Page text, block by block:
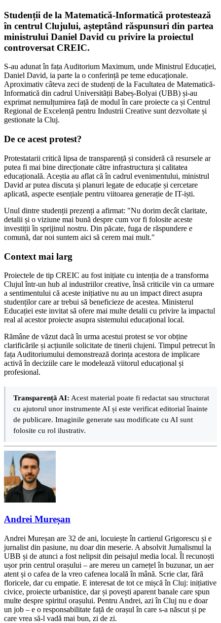
Studenții de la Matematică-Informatică protestează
în centrul Clujului, așteptând răspunsuri din partea
ministrului Daniel David cu privire la proiectul
controversat CREIC.
S-au adunat în fața Auditorium Maximum, unde Ministrul Educației,
Daniel David, ia parte la o conferință pe teme educaționale.
Aproximativ câteva zeci de studenți de la Facultatea de Matematică-
Informatică din cadrul Universității Babeș-Bolyai (UBB) și-au
exprimat nemulțumirea față de modul în care proiecte ca și Centrul
Regional de Excelență pentru Industrii Creative sunt dezvoltate și
gestionate la Cluj.
De ce acest protest?
Protestatarii critică lipsa de transparență și consideră că resursele ar
putea fi mai bine direcționate către infrastructura și calitatea
educațională. Aceștia au aflat că în cadrul evenimentului, ministrul
David ar putea discuta și planuri legate de educație și cercetare
aplicată, aspecte esențiale pentru viitoarea generație de IT-iști.
Unul dintre studenții prezenți a afirmat: "Nu dorim decât claritate,
detalii și o viziune mai bună despre cum vor fi folosite aceste
investiții în sprijinul nostru. Din păcate, fuga de răspundere e
comună, dar noi suntem aici să cerem mai mult."
Context mai larg
Proiectele de tip CREIC au fost inițiate cu intenția de a transforma
Clujul într-un hub al industriilor creative, însă criticile vin ca urmare
a sentimentului că aceste inițiative nu au un impact direct asupra
studenților care ar trebui să beneficieze de acestea. Ministerul
Educației este invitat să ofere mai multe detalii cu privire la impactul
real al acestor proiecte asupra sistemului educațional local.
Rămâne de văzut dacă în urma acestui protest se vor obține
clarificările și acțiunile solicitate de tinerii clujeni. Timpul petrecut în
fața Auditoriumului demonstrează dorința acestora de implicare
activă în deciziile care le modelează viitorul educațional și
profesional.
Transparență AI: Acest material poate fi redactat sau structurat
cu ajutorul unor instrumente AI și este verificat editorial înainte
de publicare. Imaginile generate sau modificate cu AI sunt
folosite cu rol ilustrativ.
Andrei Mureșan
Andrei Mureșan are 32 de ani, locuiește în cartierul Grigorescu și e
jurnalist din pasiune, nu doar din meserie. A absolvit Jurnalismul la
UBB și de atunci a fost nelipsit din peisajul media local. Îl recunoști
ușor prin centrul orașului – are mereu un carnețel în buzunar, un aer
atent și o cafea de la vreo cafenea locală în mână. Scrie clar, fără
floricele, dar cu empatie. E interesat de tot ce mișcă în Cluj: inițiative
civice, proiecte urbanistice, dar și povești aparent banale care spun
multe despre spiritul orașului. Pentru Andrei, azi în Cluj nu e doar
un job – e o responsabilitate față de orașul în care s-a născut și pe
care vrea să-l vadă mai bun, zi de zi.